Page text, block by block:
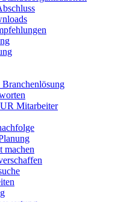
Mitarbeiter
machen